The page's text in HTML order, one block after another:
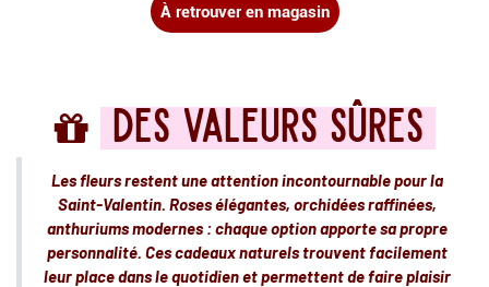
À retrouver en magasin​​​​
Des valeurs sûres
Les fleurs restent une attention incontournable pour la
Saint-Valentin. Roses élégantes, orchidées raffinées,
anthuriums modernes : chaque option apporte sa propre
personnalité. Ces cadeaux naturels trouvent facilement
leur place dans le quotidien et permettent de faire plaisir